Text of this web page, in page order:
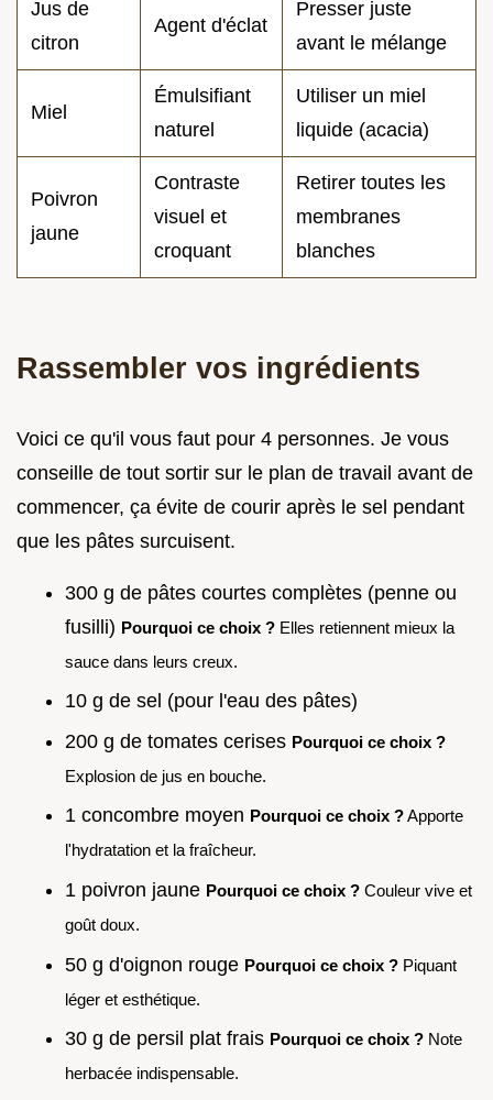
Jus de
citron
Agent d'éclat
Presser juste
avant le mélange
Miel
Émulsifiant
naturel
Utiliser un miel
liquide (acacia)
Poivron
jaune
Contraste
visuel et
croquant
Retirer toutes les
membranes
blanches
Rassembler vos ingrédients
Voici ce qu'il vous faut pour 4 personnes. Je vous
conseille de tout sortir sur le plan de travail avant de
commencer, ça évite de courir après le sel pendant
que les pâtes surcuisent.
300 g de pâtes courtes complètes (penne ou
fusilli) Pourquoi ce choix ? Elles retiennent mieux la
sauce dans leurs creux.
10 g de sel (pour l'eau des pâtes)
200 g de tomates cerises Pourquoi ce choix ?
Explosion de jus en bouche.
1 concombre moyen Pourquoi ce choix ?Apporte
l'hydratation et la fraîcheur.
1 poivron jaune Pourquoi ce choix ? Couleur vive et
goût doux.
50 g d'oignon rouge Pourquoi ce choix ? Piquant
léger et esthétique.
30 g de persil plat frais Pourquoi ce choix ? Note
herbacée indispensable.